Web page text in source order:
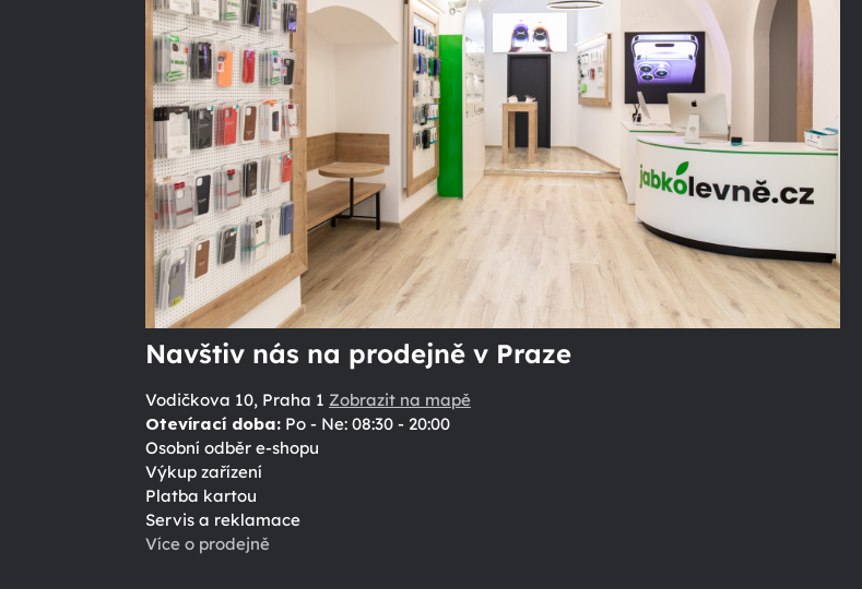
Navštiv nás na prodejně v Praze
Vodičkova 10, Praha 1 Zobrazit na mapě
Otevírací doba:Po - Ne: 08:30 - 20:00
Osobní odběr e-shopu
Výkup zařízení
Platba kartou
Servis a reklamace
Více o prodejně